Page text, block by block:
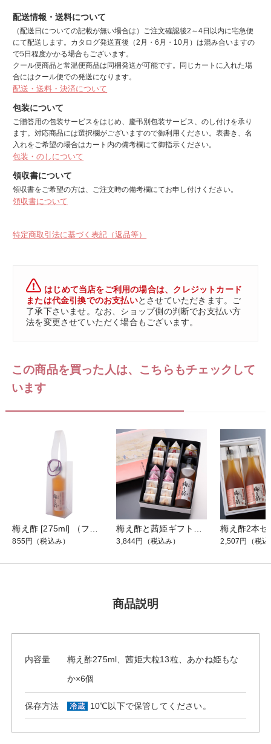
配送情報・送料について
（配送日についての記載が無い場合は）ご注文確認後2～4日以内に宅急便
にて配送します。カタログ発送直後（2月・6月・10月）は混み合いますの
で5日程度かかる場合もございます。
クール便商品と常温便商品は同梱発送が可能です。同じカートに入れた場
合にはクール便での発送になります。
配送・送料・決済について
包装について
ご贈答用の包装サービスをはじめ、慶弔別包装サービス、のし付けを承り
ます。対応商品には選択欄がございますので御利用ください。表書き、名
入れをご希望の場合はカート内の備考欄にて御指示ください。
包装・のしについて
領収書について
領収書をご希望の方は、ご注文時の備考欄にてお申し付けください。
領収書について
特定商取引法に基づく表記（返品等）
はじめて当店をご利用の場合は、クレジットカード
または代金引換でのお支払いとさせていただきます。ご
了承下さいませ。なお、ショップ側の判断でお支払い方
法を変更させていただく場合もございます。
この商品を買った人は、こちらもチェックして
います
梅え酢 [275ml] （フロスト袋付）
855円 （税込み）
梅え酢と茜姫ギフト【雅】30
3,844円 （税込み） 2,507円 （税
商品説明
内容量
梅え酢275ml、茜姫大粒13粒、あかね姫もな
か×6個
保存方法 10℃以下で保管してください。